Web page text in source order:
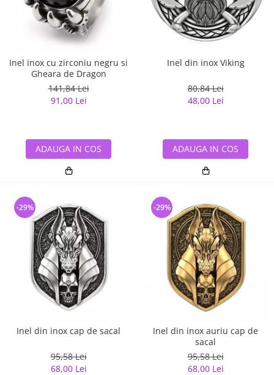
Inel inox cu zirconiu negru si
Gheara de Dragon
141,84 Lei
91,00 Lei
ADAUGA IN COS
Inel din inox Viking
80,84 Lei
48,00 Lei
ADAUGA IN COS
Inel din inox cap de sacal
95,58 Lei
68,00 Lei
-29%
Inel din inox auriu cap de
sacal
95,58 Lei
68,00 Lei
-29%